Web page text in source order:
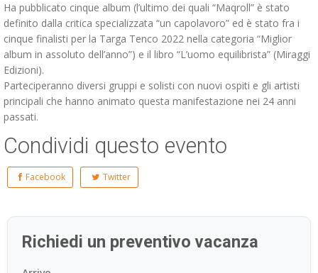
Ha pubblicato cinque album (l’ultimo dei quali “Maqroll” è stato
definito dalla critica specializzata “un capolavoro” ed è stato fra i
cinque finalisti per la Targa Tenco 2022 nella categoria “Miglior
album in assoluto dell’anno”) e il libro “L’uomo equilibrista” (Miraggi
Edizioni).
Parteciperanno diversi gruppi e solisti con nuovi ospiti e gli artisti
principali che hanno animato questa manifestazione nei 24 anni
passati.
Condividi questo evento
Facebook Twitter
Richiedi un preventivo vacanza